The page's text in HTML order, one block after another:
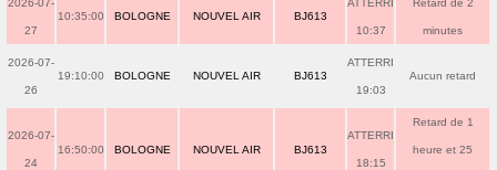
2026-07-
27
10:35:00 BOLOGNE NOUVEL AIR BJ613
ATTERRI
10:37
Retard de 2
minutes
2026-07-
26
19:10:00 BOLOGNE NOUVEL AIR BJ613
ATTERRI
19:03
Aucun retard
2026-07-
24
16:50:00 BOLOGNE NOUVEL AIR BJ613
ATTERRI
18:15
Retard de 1
heure et 25